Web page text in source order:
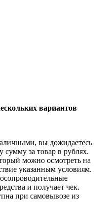
вариантов
вы дожидаетесь
сумму за товар в рублях.
можно осмотреть на
указанным условиям.
и получает чек.
при самовывозе из